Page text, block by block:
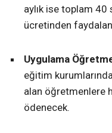
aylık ise toplam
ücretinden
Uygulama
eğitim
alan öğretmenlere
ödenecek.